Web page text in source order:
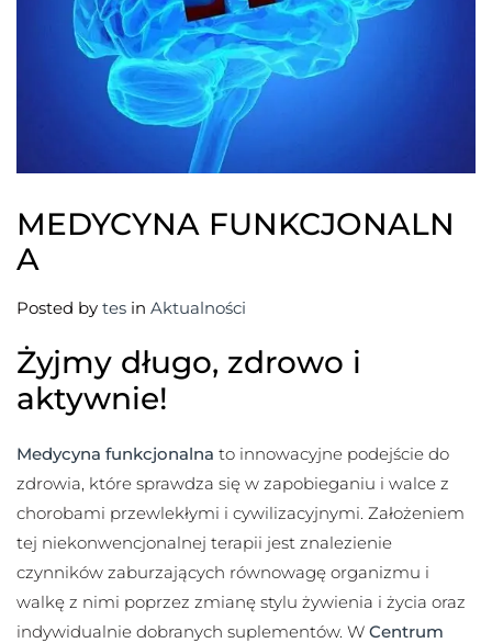
MEDYCYNA FUNKCJONALN
A
Posted by tes in Aktualności
Żyjmy długo, zdrowo i
aktywnie!
Medycyna funkcjonalna to innowacyjne podejście do
zdrowia, które sprawdza się w zapobieganiu i walce z
chorobami przewlekłymi i cywilizacyjnymi. Założeniem
tej niekonwencjonalnej terapii jest znalezienie
czynników zaburzających równowagę organizmu i
walkę z nimi poprzez zmianę stylu żywienia i życia oraz
indywidualnie dobranych suplementów. W Centrum